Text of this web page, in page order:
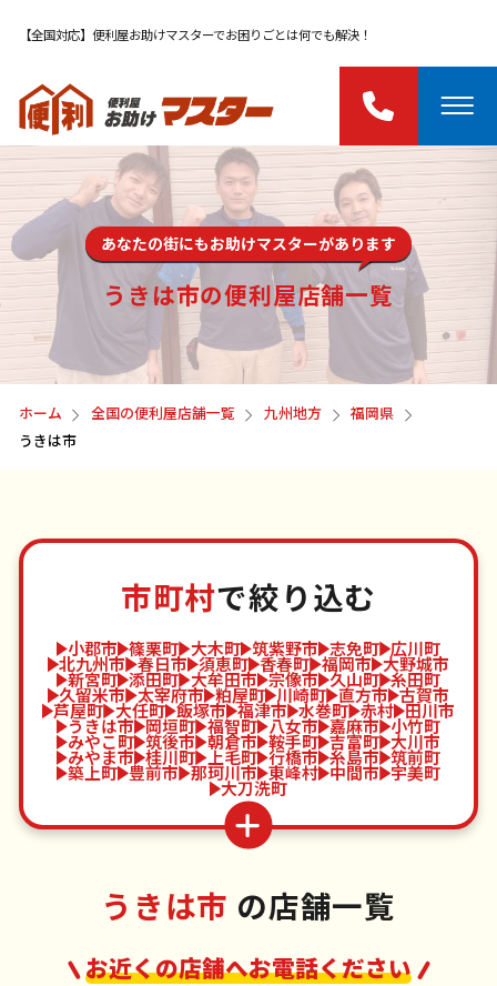
【全国対応】便利屋お助けマスターでお困りごとは何でも解決！
あなたの街にもお助けマスターがあります
うきは市の便利屋店舗一覧
ホーム 全国の便利屋店舗一覧 九州地方
福岡県
うきは市
市町村で絞り込む
小郡市 篠栗町 大木町 筑紫野市 志免町 広川町
北九州市 春日市 須恵町 香春町 福岡市 大野城市
新宮町 添田町 大牟田市 宗像市 久山町 糸田町
久留米市 太宰府市 粕屋町 川崎町 直方市 古賀市
芦屋町 大任町 飯塚市 福津市 水巻町 赤村 田川市
うきは市 岡垣町 福智町 八女市 嘉麻市 小竹町
みやこ町 筑後市 朝倉市 鞍手町 吉富町 大川市
みやま市 桂川町 上毛町 行橋市 糸島市 筑前町
築上町 豊前市 那珂川市 東峰村 中間市 宇美町
大刀洗町
うきは市 の店舗一覧
お近くの店舗へお電話ください